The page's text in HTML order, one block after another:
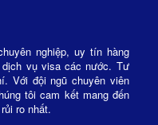
nghiệp, uy tín hàng
dịch vụ visa các nước. Tư
Với đội ngũ chuyên viên
tôi cam kết mang đến
ro nhất.